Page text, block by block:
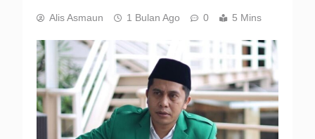
Alis Asmaun 1 Bulan Ago 0 5 Mins